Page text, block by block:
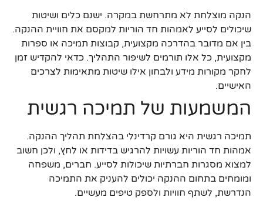
הנקה מוצלחת לא מתרחשת במקרה. ישנם כלים ושיטות
שיכולים לסייע לאמהות חד הוריות למקסם את חוויית ההנקה.
בין אם מדובר בהדרכה מקצועית, קבוצות תמיכה או ספרות
מקצועית, כל אלו תורמים לשיפור התהליך. כדאי להקדיש זמן
לחקר מקורות מידע ולבחון אילו שיטות מתאימות לצרכים
האישיים.
המשמעות של תמיכה רגשית
תמיכה רגשית היא גורם קרדינלי בהצלחת תהליך ההנקה.
אמהות חד הוריות עשויות להרגיש בדידות או לחץ, ולכן חשוב
למצוא מסגרות חברתיות שיכולות לסייע. חברים, משפחה
ומומחים בתחום ההנקה יכולים להעניק את התמיכה
הנדרשת, לשתף חוויות ולספק טיפים מעשיים.